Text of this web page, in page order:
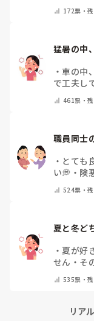
172票・
猛暑の中
・車の中
で工夫し
ん ・その
461票・
職員同士
・ とても
い💭 ・ 険
524票・
夏と冬ど
・ 夏が好
せん ・ そ
535票・
リア